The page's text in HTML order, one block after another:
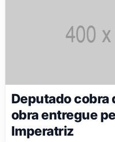
Deputado cobra
obra entregue
Imperatriz